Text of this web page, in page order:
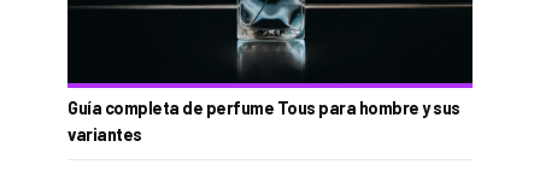
Guía completa de perfume Tous para hombre y sus
variantes